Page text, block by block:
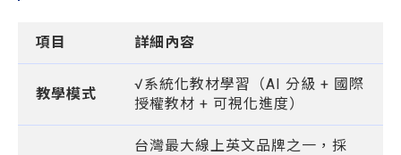
項目 詳細內容
教學模式
√系統化教材學習（AI 分級 + 國際
授權教材 + 可視化進度）
台灣最大線上英文品牌之一，採